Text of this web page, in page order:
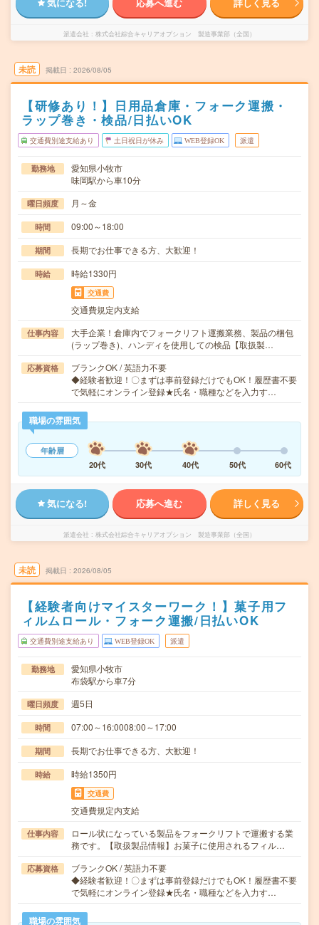
派遣会社 株式会社綜合キャリアオプション 製造事業部（全国）
未読 掲載日 2026/08/05
【研修あり！】日用品倉庫・フォーク運搬・
ラップ巻き・検品/日払いOK
交通費別途支給あり 土日祝日が休み WEB登録OK 派遣
勤務地
愛知県小牧市
味岡駅から車10分
曜日頻度 月～金
時間 09:00～18:00
期間 長期でお仕事できる方、大歓迎！
時給 時給1330円
交通費
交通費規定内支給
仕事内容
大手企業！倉庫内でフォークリフト運搬業務、製品の梱包
(ラップ巻き)、ハンディを使用しての検品【取扱製…
応募資格
ブランクOK / 英語力不要
◆経験者歓迎！〇まずは事前登録だけでもOK！履歴書不要
で気軽にオンライン登録★氏名・職種などを入力す…
職場の雰囲気
年齢層
20代
30代 40代 50代 60代
気になる! 応募へ進む 詳しく見る
派遣会社 株式会社綜合キャリアオプション 製造事業部（全国）
未読 掲載日 2026/08/05
【経験者向けマイスターワーク！】菓子用フ
ィルムロール・フォーク運搬/日払いOK
交通費別途支給あり WEB登録OK 派遣
勤務地
愛知県小牧市
布袋駅から車7分
曜日頻度 週5日
時間 07:00～16:0008:00～17:00
期間 長期でお仕事できる方、大歓迎！
時給 時給1350円
交通費
交通費規定内支給
仕事内容
ロール状になっている製品をフォークリフトで運搬する業
務です。【取扱製品情報】お菓子に使用されるフィル…
応募資格
ブランクOK / 英語力不要
◆経験者歓迎！〇まずは事前登録だけでもOK！履歴書不要
で気軽にオンライン登録★氏名・職種などを入力す…
職場の雰囲気